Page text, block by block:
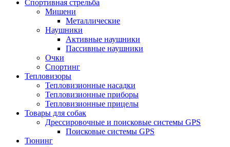
Спортивная стрельба
Мишени
Металлические
Наушники
Активные наушники
Пассивные наушники
Очки
Спортинг
Тепловизоры
Тепловизионные насадки
Тепловизионные приборы
Тепловизионные прицелы
Товары для собак
Дрессировочные и поисковые системы GPS
Поисковые системы GPS
Тюнинг